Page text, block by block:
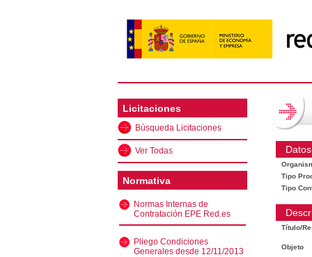
Licitaciones
Búsqueda Licitaciones
Ver Todas
Normativa
Normas Internas de
Contratación EPE Red.es
Pliego Condiciones
Generales desde 12/11/2013
Tipo
Tipo
Título/
Objeto